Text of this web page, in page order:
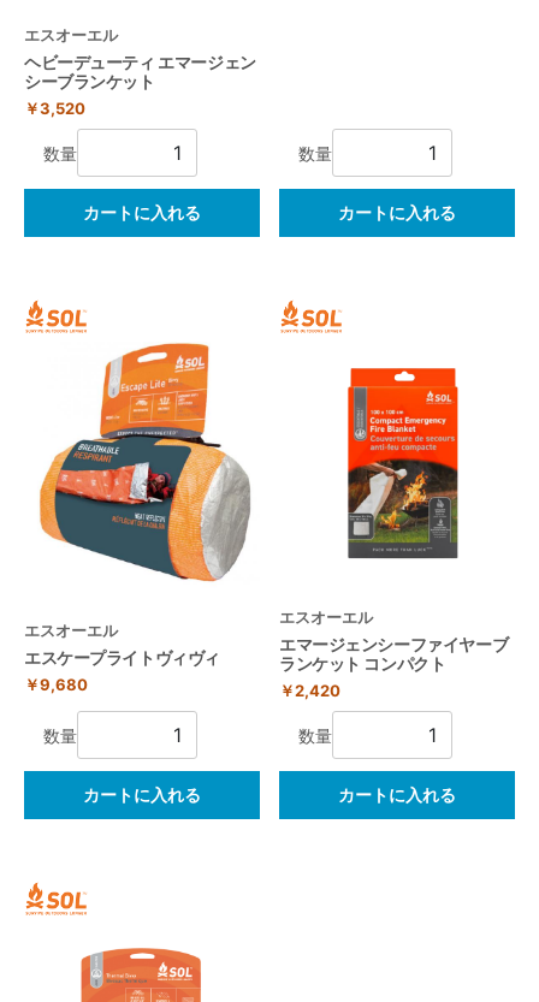
エスオーエル
ヘビーデューティ エマージェン
シーブランケット
￥3,520
数量
カートに入れる
数量
カートに入れる
エスオーエル
エスケープライトヴィヴィ
￥9,680
数量
カートに入れる
エスオーエル
エマージェンシーファイヤーブ
ランケット コンパクト
￥2,420
数量
カートに入れる